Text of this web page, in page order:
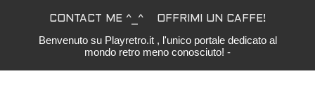
CONTACT ME ^_^ OFFRIMI UN CAFFE!
Benvenuto su Playretro.it , l'unico portale dedicato al
mondo retro meno conosciuto! -